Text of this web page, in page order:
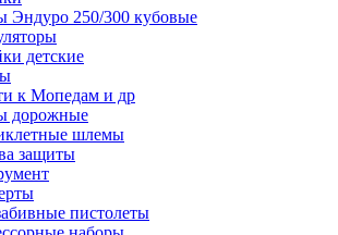
Эндуро 250/300 кубовые
детские
к Мопедам и др
дорожные
шлемы
защиты
пистолеты